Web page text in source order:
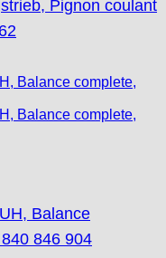
Pignon coulant
Balance
846 904